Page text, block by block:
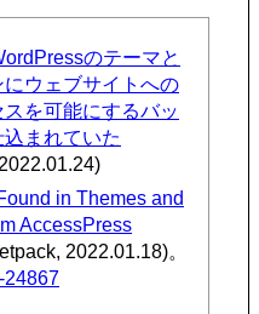
のテーマと
にウェブサイトへの
を可能にするバッ
まれていた
in Themes and
AccessPress
2022.01.18)。
24867